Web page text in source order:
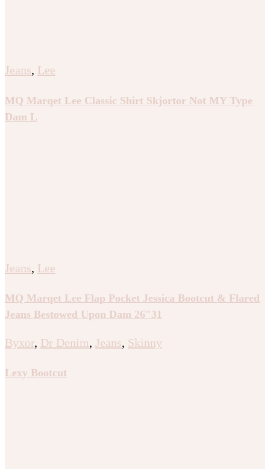
Jeans, Lee
MQ Marqet Lee Classic Shirt Skjortor Not MY Type
Dam L
Jeans, Lee
MQ Marqet Lee Flap Pocket Jessica Bootcut & Flared
Jeans Bestowed Upon Dam 26″31
Byxor, Dr Denim, Jeans, Skinny
Lexy Bootcut